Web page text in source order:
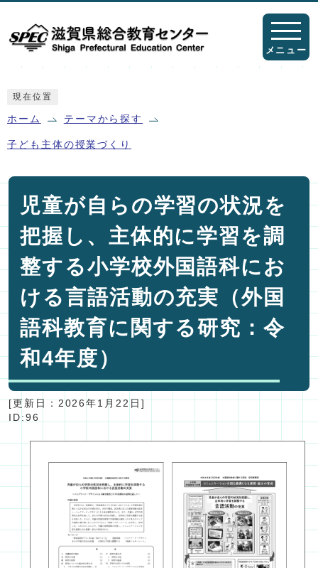
メニュー
現在位置
ホーム テーマから探す
子ども主体の授業づくり
児童が自らの学習の状況を
把握し、主体的に学習を調
整する小学校外国語科にお
ける言語活動の充実（外国
語科教育に関する研究：令
和4年度）
[更新日：2026年1月22日]
ID:96